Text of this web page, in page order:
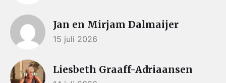
Jan en Mirjam Dalmaijer
15 juli 2026
Liesbeth Graaff-Adriaansen